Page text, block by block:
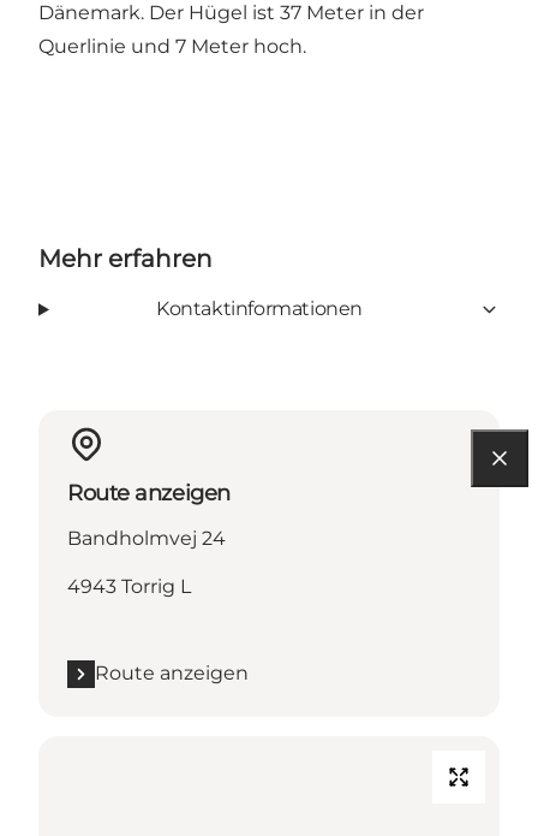
Dänemark. Der Hügel ist 37 Meter in der
Querlinie und 7 Meter hoch.
Mehr erfahren
Kontaktinformationen
Route anzeigen
Bandholmvej 24
4943 Torrig L
Route anzeigen